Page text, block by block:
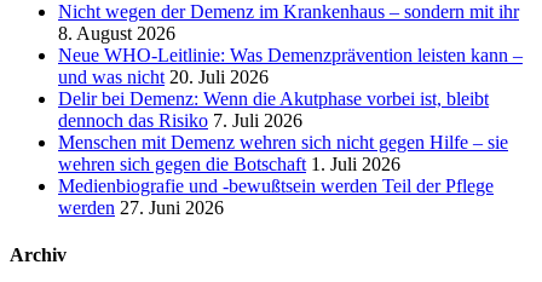
Nicht wegen der Demenz im Krankenhaus – sondern mit ihr
8. August 2026
Neue WHO-Leitlinie: Was Demenzprävention leisten kann –
und was nicht 20. Juli 2026
Delir bei Demenz: Wenn die Akutphase vorbei ist, bleibt
dennoch das Risiko 7. Juli 2026
Menschen mit Demenz wehren sich nicht gegen Hilfe – sie
wehren sich gegen die Botschaft 1. Juli 2026
Medienbiografie und -bewußtsein werden Teil der Pflege
werden 27. Juni 2026
Archiv